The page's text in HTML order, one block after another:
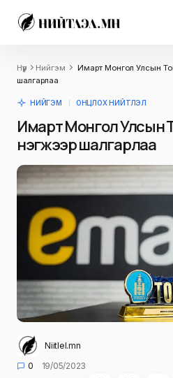
Нүүр Нийгэм
Имарт Монгол Улсын
шалгарлаа
НИЙГЭМ ОНЦЛОХ НИЙТЛЭЛ
Имарт Монгол Улсын
нэгжээр шалгарлаа
Niitlel.mn
0
19/05/2023